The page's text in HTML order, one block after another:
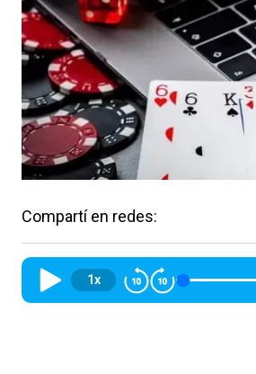
Compartí en redes:
1x